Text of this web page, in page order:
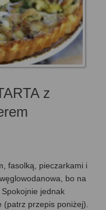
z
fasolką, pieczarkami i
bo na
jednak
przepis poniżej).